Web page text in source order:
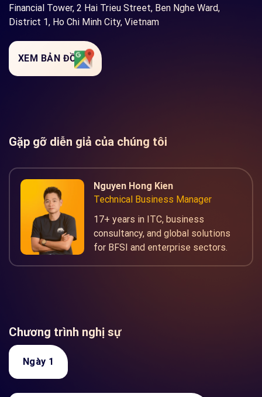
Financial Tower, 2 Hai Trieu Street, Ben Nghe Ward,
District 1, Ho Chi Minh City, Vietnam
XEM BẢN ĐỒ
Gặp gỡ diễn giả của chúng tôi
Nguyen Hong Kien
Technical Business Manager
17+ years in ITC, business
consultancy, and global solutions
for BFSI and enterprise sectors.
Chương trình nghị sự
Ngày 1